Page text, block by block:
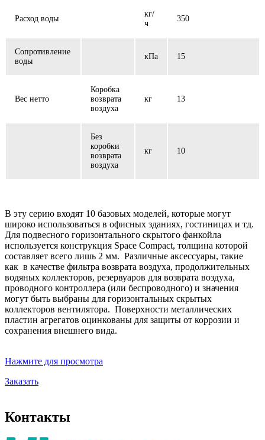
Расход воды
кг/
ч
350
Сопротивление
воды
кПа 15
Вес нетто
Коробка
возврата
воздуха
кг 13
Без
коробки
возврата
воздуха
кг 10
В эту серию входят 10 базовых моделей, которые могут
широко использоваться в офисных зданиях, гостиницах и тд.
Для подвесного горизонтального скрытого фанкойла
используется конструкция Space Compact, толщина которой
составляет всего лишь 2 мм. Различные аксессуары, такие
как в качестве фильтра возврата воздуха, продолжительных
водяных коллекторов, резервуаров для возврата воздуха,
проводного контроллера (или беспроводного) и значения
могут быть выбраны для горизонтальных скрытых
коллекторов вентилятора. Поверхности металлических
пластин агрегатов оцинкованы для защиты от коррозии и
сохранения внешнего вида.
Нажмите для просмотра
Заказать
Контакты